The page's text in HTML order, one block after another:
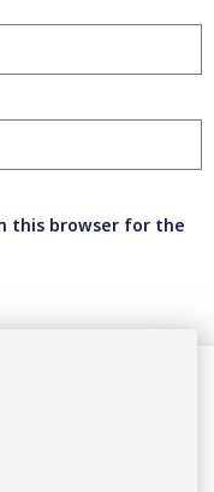
this browser for the